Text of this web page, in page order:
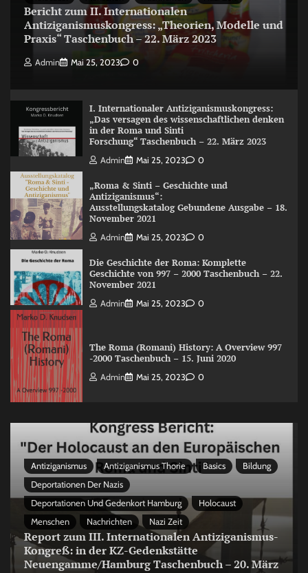
Bericht zum II. Internationalen
Antiziganismuskongress: „Theorien, Modelle und
Praxis“ Taschenbuch – 22. März 2023
Admin Mai 25, 2023 0
I. Internationaler Antiziganismuskongress:
„Das versagen des wissenschaftlichen denken
in der Roma und Sinti
Forschung“ Taschenbuch – 22. März 2023
Admin Mai 25, 2023 0
„Roma & Sinti – Geschichte und
Antiziganismus“:
Ausstellungskatalog Gebundene Ausgabe – 18.
November 2021
Admin Mai 25, 2023 0
Die Geschichte der Roma: Komplette
Geschichte von 997 – 2000 Taschenbuch – 22.
November 2021
Admin Mai 25, 2023 0
The Roma (Romani) History: A Overview 997
-2000 Taschenbuch – 15. Juni 2020
Admin Mai 25, 2023 0
Antiziganismus Antiziganismus Thorie Basics
Bildung
Deportationen Der Nazis
Deportationen Und Gedenkort Hamburg
Holocaust
Menschen
Nachrichten Nazi Zeit
Report zum III. Internationalen Antiziganismus-
Kongreß: in der KZ-Gedenkstätte
Neuengamme/Hamburg Taschenbuch – 20. März